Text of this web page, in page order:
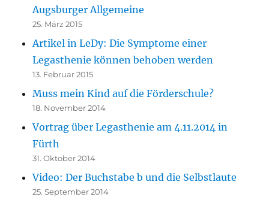
Augsburger Allgemeine
25. März 2015
Artikel in LeDy: Die Symptome einer
Legasthenie können behoben werden
13. Februar 2015
Muss mein Kind auf die Förderschule?
18. November 2014
Vortrag über Legasthenie am 4.11.2014 in
Fürth
31. Oktober 2014
Video: Der Buchstabe b und die Selbstlaute
25. September 2014